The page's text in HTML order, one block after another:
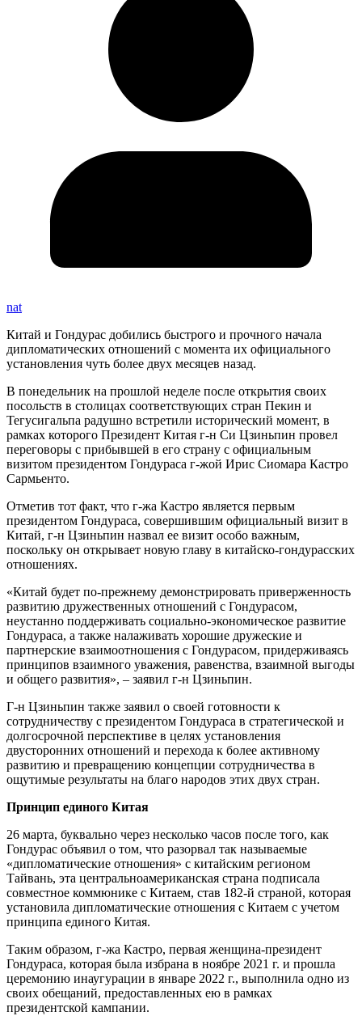
nat
Китай и Гондурас добились быстрого и прочного начала
дипломатических отношений с момента их официального
установления чуть более двух месяцев назад.
В понедельник на прошлой неделе после открытия своих
посольств в столицах соответствующих стран Пекин и
Тегусигальпа радушно встретили исторический момент, в
рамках которого Президент Китая г-н Си Цзиньпин провел
переговоры с прибывшей в его страну с официальным
визитом президентом Гондураса г-жой Ирис Сиомара Кастро
Сармьенто.
Отметив тот факт, что г-жа Кастро является первым
президентом Гондураса, совершившим официальный визит в
Китай, г-н Цзиньпин назвал ее визит особо важным,
поскольку он открывает новую главу в китайско-гондурасских
отношениях.
«Китай будет по-прежнему демонстрировать приверженность
развитию дружественных отношений с Гондурасом,
неустанно поддерживать социально-экономическое развитие
Гондураса, а также налаживать хорошие дружеские и
партнерские взаимоотношения с Гондурасом, придерживаясь
принципов взаимного уважения, равенства, взаимной выгоды
и общего развития», – заявил г-н Цзиньпин.
Г-н Цзиньпин также заявил о своей готовности к
сотрудничеству с президентом Гондураса в стратегической и
долгосрочной перспективе в целях установления
двусторонних отношений и перехода к более активному
развитию и превращению концепции сотрудничества в
ощутимые результаты на благо народов этих двух стран.
Принцип единого Китая
26 марта, буквально через несколько часов после того, как
Гондурас объявил о том, что разорвал так называемые
«дипломатические отношения» с китайским регионом
Тайвань, эта центральноамериканская страна подписала
совместное коммюнике с Китаем, став 182-й страной, которая
установила дипломатические отношения с Китаем с учетом
принципа единого Китая.
Таким образом, г-жа Кастро, первая женщина-президент
Гондураса, которая была избрана в ноябре 2021 г. и прошла
церемонию инаугурации в январе 2022 г., выполнила одно из
своих обещаний, предоставленных ею в рамках
президентской кампании.